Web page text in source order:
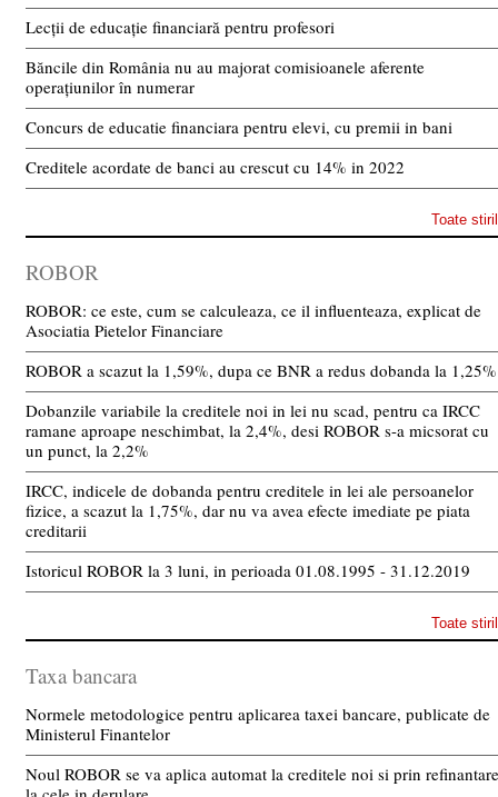
Lecții de educație financiară pentru profesori
Băncile din România nu au majorat comisioanele aferente
operațiunilor în numerar
Concurs de educatie financiara pentru elevi, cu premii in bani
Creditele acordate de banci au crescut cu 14% in 2022
Toate
ROBOR
ROBOR: ce este, cum se calculeaza, ce il influenteaza, explicat de
Asociatia Pietelor Financiare
ROBOR a scazut la 1,59%, dupa ce BNR a redus dobanda la 1,25%
Dobanzile variabile la creditele noi in lei nu scad, pentru ca IRCC
ramane aproape neschimbat, la 2,4%, desi ROBOR s-a micsorat cu
un punct, la 2,2%
IRCC, indicele de dobanda pentru creditele in lei ale persoanelor
fizice, a scazut la 1,75%, dar nu va avea efecte imediate pe piata
creditarii
Istoricul ROBOR la 3 luni, in perioada 01.08.1995 - 31.12.2019
Toate
Taxa bancara
Normele metodologice pentru aplicarea taxei bancare, publicate de
Ministerul Finantelor
Noul ROBOR se va aplica automat la creditele noi si prin refinantare